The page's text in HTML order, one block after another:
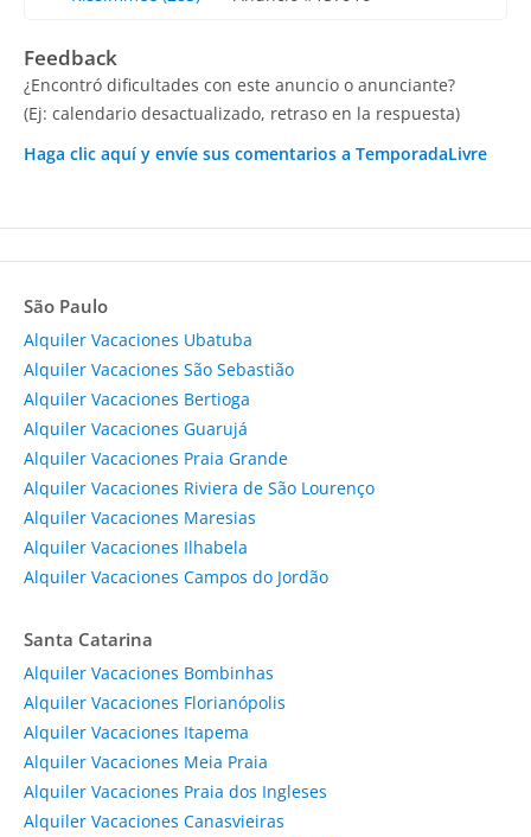
Feedback
¿Encontró dificultades con este anuncio o anunciante?
(Ej: calendario desactualizado, retraso en la respuesta)
Haga clic aquí y envíe sus comentarios a TemporadaLivre
São Paulo
Alquiler Vacaciones Ubatuba
Alquiler Vacaciones São Sebastião
Alquiler Vacaciones Bertioga
Alquiler Vacaciones Guarujá
Alquiler Vacaciones Praia Grande
Alquiler Vacaciones Riviera de São Lourenço
Alquiler Vacaciones Maresias
Alquiler Vacaciones Ilhabela
Alquiler Vacaciones Campos do Jordão
Santa Catarina
Alquiler Vacaciones Bombinhas
Alquiler Vacaciones Florianópolis
Alquiler Vacaciones Itapema
Alquiler Vacaciones Meia Praia
Alquiler Vacaciones Praia dos Ingleses
Alquiler Vacaciones Canasvieiras